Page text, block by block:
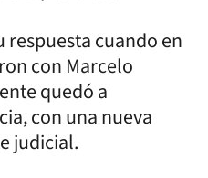
respuesta cuando en
con Marcelo
quedó a
con una nueva
judicial.